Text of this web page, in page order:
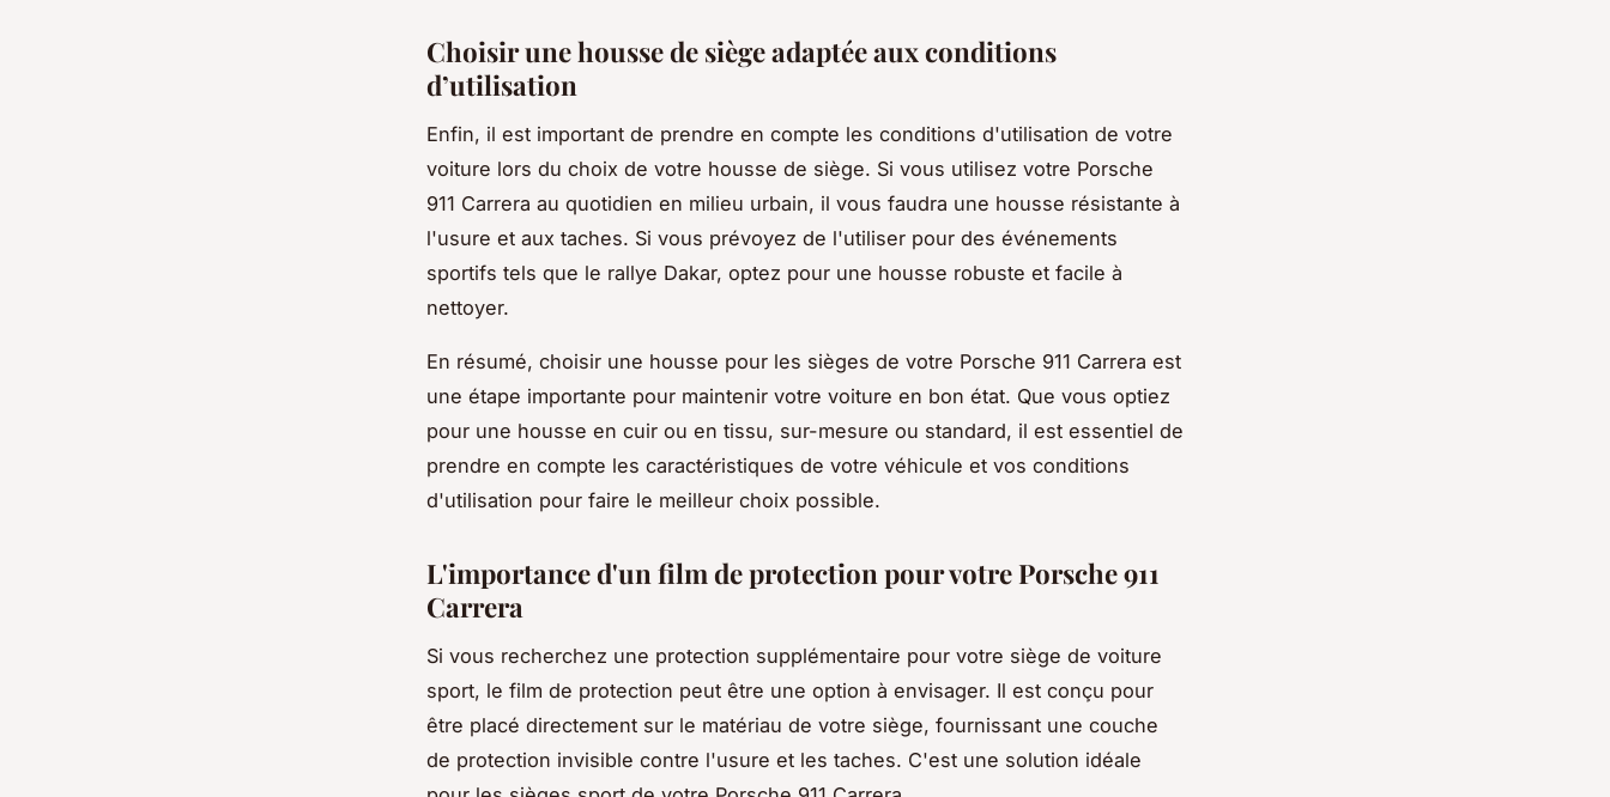
Choisir une housse de siège adaptée aux conditions
d’utilisation
Enfin, il est important de prendre en compte les conditions d'utilisation de votre
voiture lors du choix de votre housse de siège. Si vous utilisez votre Porsche
911 Carrera au quotidien en milieu urbain, il vous faudra une housse résistante à
l'usure et aux taches. Si vous prévoyez de l'utiliser pour des événements
sportifs tels que le rallye Dakar, optez pour une housse robuste et facile à
nettoyer.
En résumé, choisir une housse pour les sièges de votre Porsche 911 Carrera est
une étape importante pour maintenir votre voiture en bon état. Que vous optiez
pour une housse en cuir ou en tissu, sur-mesure ou standard, il est essentiel de
prendre en compte les caractéristiques de votre véhicule et vos conditions
d'utilisation pour faire le meilleur choix possible.
L'importance d'un film de protection pour votre Porsche 911
Carrera
Si vous recherchez une protection supplémentaire pour votre siège de voiture
sport, le film de protection peut être une option à envisager. Il est conçu pour
être placé directement sur le matériau de votre siège, fournissant une couche
de protection invisible contre l'usure et les taches. C'est une solution idéale